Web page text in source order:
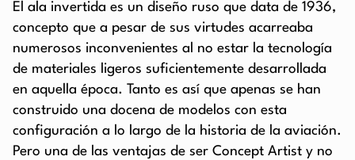
El ala invertida es un diseño ruso que data de 1936,
concepto que a pesar de sus virtudes acarreaba
numerosos inconvenientes al no estar la tecnología
de materiales ligeros suficientemente desarrollada
en aquella época. Tanto es así que apenas se han
construido una docena de modelos con esta
configuración a lo largo de la historia de la aviación.
Pero una de las ventajas de ser Concept Artist y no